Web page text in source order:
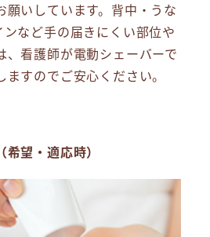
願いしています。背中・うな
ンなど手の届きにくい部位や
、看護師が電動シェーバーで
ますのでご安心ください。
希望・適応時）